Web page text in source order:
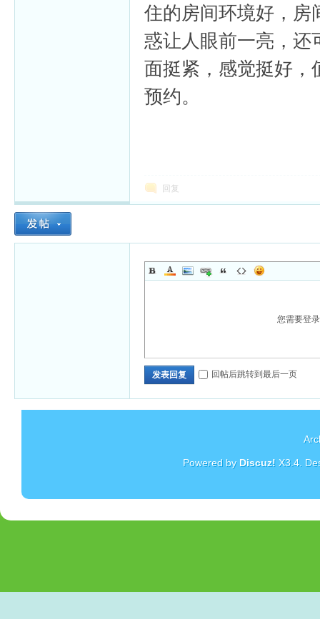
住的房间环境好，房
惑让人眼前一亮，还
面挺紧，感觉挺好，
预约。
回复
您需要登
发表回复 回帖后跳转到最后一页
Powered by Discuz! X3.4.